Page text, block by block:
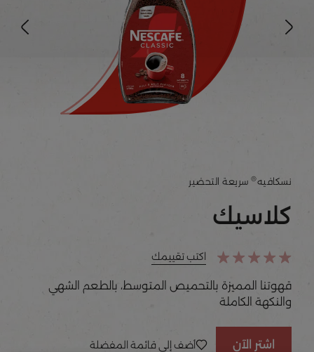
نسكافيه® سريعة التحضير
كلاسيك
اكتب تقييمك
قهوتنا المميزة بالتحميص المتوسط، بالطعم الشهي
والنكهة الكاملة
اشترِ الآن أضف إلى قائمة المفضلة